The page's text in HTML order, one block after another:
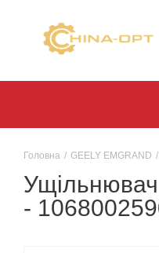
Головна / GEELY EMGRAND /
Ущільнювач
-